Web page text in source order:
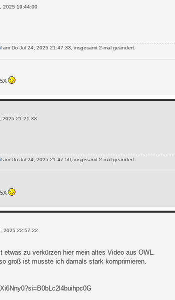
2025 19:44:00
am Do Jul 24, 2025 21:47:33, insgesamt 2-mal geändert.
2025 21:21:33
am Do Jul 24, 2025 21:47:50, insgesamt 2-mal geändert.
2025 22:57:22
etwas zu verkürzen hier mein altes Video aus OWL.
groß ist musste ich damals stark komprimieren.